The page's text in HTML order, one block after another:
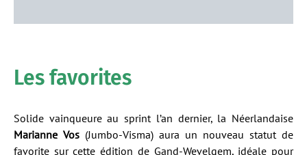
Les favorites
Solide vainqueure au sprint l’an dernier, la Néerlandaise
Marianne Vos (Jumbo-Visma) aura un nouveau statut de
favorite sur cette édition de Gand-Wevelgem, idéale pour